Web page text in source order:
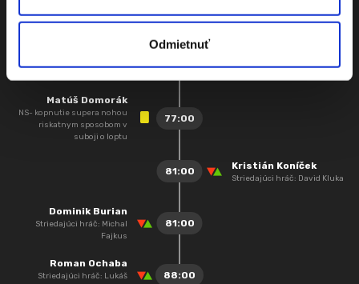
Odmietnuť
75:00
nohou riskantnym
76:00
Martin Hlúch
77:00
Matúš Domorák
NS- kopnutie supera nohou
riskatnym sposobom v
suboji o loptu
81:00
Kristián Koníček
Striedajúci hráč: David Kluka
81:00
Dominik Burian
Striedajúci hráč: Michal
Fajkus
88:00
Roman Ochaba
Striedajúci hráč: Lukáš